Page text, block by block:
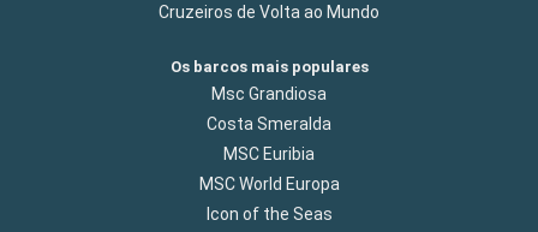
Cruzeiros de Volta ao Mundo
Os barcos mais populares
Msc Grandiosa
Costa Smeralda
MSC Euribia
MSC World Europa
Icon of the Seas